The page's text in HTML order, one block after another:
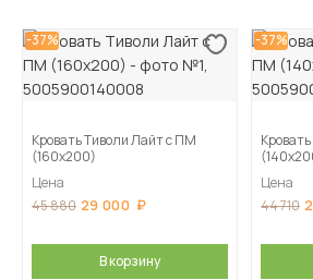
-37%
Кровать Тиволи Лайт с ПМ
(160х200)
Цена
45 880 29 000
В корзину
-37%
Цена
44 710